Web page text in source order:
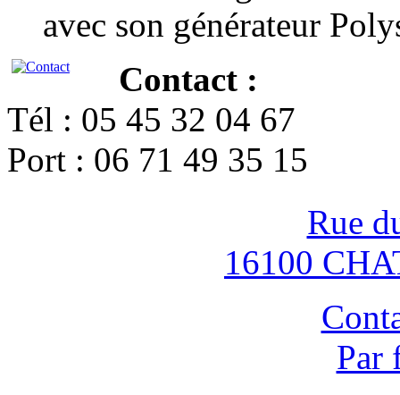
avec son générateur
Contact :
Tél : 05 45 32 04 67
Port : 06 71 49 35 15
Rue
16100
Par